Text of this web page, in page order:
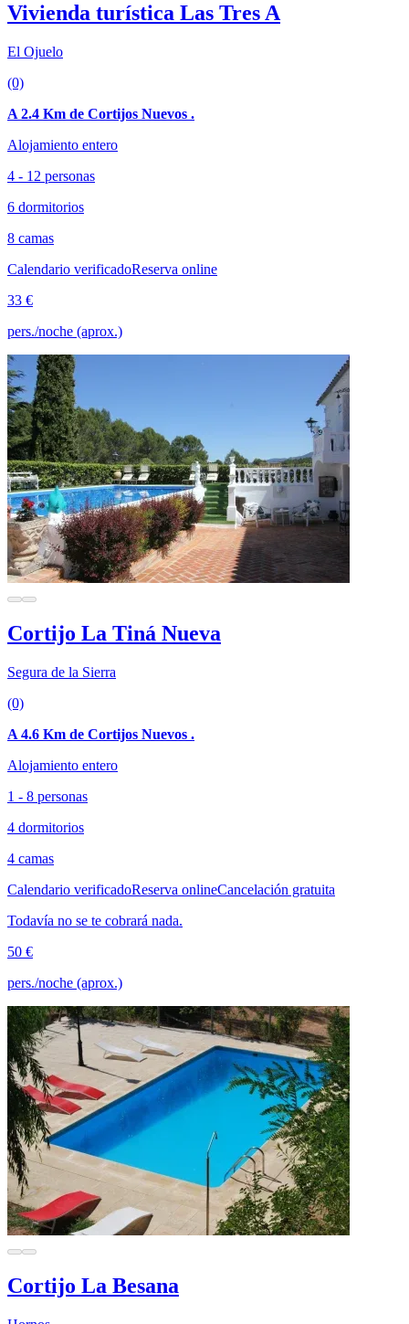
Vivienda turística Las Tres A
El Ojuelo
(0)
A 2.4 Km de Cortijos Nuevos .
Alojamiento entero
4 - 12 personas
6 dormitorios
8 camas
Calendario verificadoReserva online
33 €
pers./noche (aprox.)
Cortijo La Tiná Nueva
Segura de la Sierra
(0)
A 4.6 Km de Cortijos Nuevos .
Alojamiento entero
1 - 8 personas
4 dormitorios
4 camas
Calendario verificadoReserva onlineCancelación gratuita
Todavía no se te cobrará nada.
50 €
pers./noche (aprox.)
Cortijo La Besana